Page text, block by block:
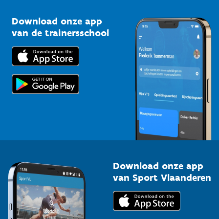
Bedrijven
Trainers en begeleiders
Topsporters
Kennisplatform
Downloads
Voor de pers
Download onze app
van de trainersschool
Download onze app
van Sport Vlaanderen